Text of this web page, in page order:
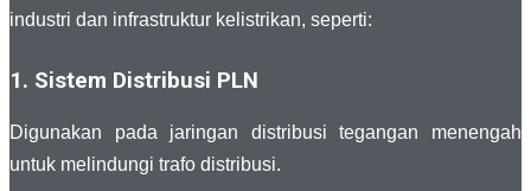
industri dan infrastruktur kelistrikan, seperti:
1. Sistem Distribusi PLN
Digunakan pada jaringan distribusi tegangan menengah
untuk melindungi trafo distribusi.